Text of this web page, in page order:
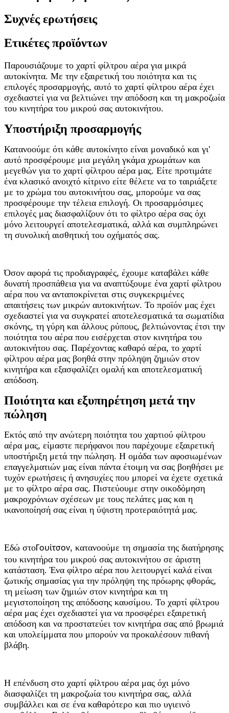
Συχνές ερωτήσεις
Ετικέτες προϊόντων
Παρουσιάζουμε το χαρτί φίλτρου αέρα για μικρά
αυτοκίνητα. Με την εξαιρετική του ποιότητα και τις
επιλογές προσαρμογής, αυτό το χαρτί φίλτρου αέρα έχει
σχεδιαστεί για να βελτιώνει την απόδοση και τη μακροζωία
του κινητήρα του μικρού σας αυτοκινήτου.
Υποστήριξη προσαρμογής
Κατανοούμε ότι κάθε αυτοκίνητο είναι μοναδικό και γι'
αυτό προσφέρουμε μια μεγάλη γκάμα χρωμάτων και
μεγεθών για το χαρτί φίλτρου αέρα μας. Είτε προτιμάτε
ένα κλασικό ανοιχτό κίτρινο είτε θέλετε να το ταιριάξετε
με το χρώμα του αυτοκινήτου σας, μπορούμε να σας
προσφέρουμε την τέλεια επιλογή. Οι προσαρμόσιμες
επιλογές μας διασφαλίζουν ότι το φίλτρο αέρα σας όχι
μόνο λειτουργεί αποτελεσματικά, αλλά και συμπληρώνει
τη συνολική αισθητική του οχήματός σας.
Όσον αφορά τις προδιαγραφές, έχουμε καταβάλει κάθε
δυνατή προσπάθεια για να αναπτύξουμε ένα χαρτί φίλτρου
αέρα που να ανταποκρίνεται στις συγκεκριμένες
απαιτήσεις των μικρών αυτοκινήτων. Το προϊόν μας έχει
σχεδιαστεί για να συγκρατεί αποτελεσματικά τα σωματίδια
σκόνης, τη γύρη και άλλους ρύπους, βελτιώνοντας έτσι την
ποιότητα του αέρα που εισέρχεται στον κινητήρα του
αυτοκινήτου σας. Παρέχοντας καθαρό αέρα, το χαρτί
φίλτρου αέρα μας βοηθά στην πρόληψη ζημιών στον
κινητήρα και εξασφαλίζει ομαλή και αποτελεσματική
απόδοση.
Ποιότητα και εξυπηρέτηση μετά την
πώληση
Εκτός από την ανώτερη ποιότητα του χαρτιού φίλτρου
αέρα μας, είμαστε περήφανοι που παρέχουμε εξαιρετική
υποστήριξη μετά την πώληση. Η ομάδα των αφοσιωμένων
επαγγελματιών μας είναι πάντα έτοιμη να σας βοηθήσει με
τυχόν ερωτήσεις ή ανησυχίες που μπορεί να έχετε σχετικά
με το φίλτρο αέρα σας. Πιστεύουμε στην οικοδόμηση
μακροχρόνιων σχέσεων με τους πελάτες μας και η
ικανοποίησή σας είναι η ύψιστη προτεραιότητά μας.
Εδώ στοΓουίτσον, κατανοούμε τη σημασία της διατήρησης
του κινητήρα του μικρού σας αυτοκινήτου σε άριστη
κατάσταση. Ένα φίλτρο αέρα που λειτουργεί καλά είναι
ζωτικής σημασίας για την πρόληψη της πρόωρης φθοράς,
τη μείωση των ζημιών στον κινητήρα και τη
μεγιστοποίηση της απόδοσης καυσίμου. Το χαρτί φίλτρου
αέρα μας έχει σχεδιαστεί για να προσφέρει εξαιρετική
απόδοση και να προστατεύει τον κινητήρα σας από βρωμιά
και υπολείμματα που μπορούν να προκαλέσουν πιθανή
βλάβη.
Η επένδυση στο χαρτί φίλτρου αέρα μας όχι μόνο
διασφαλίζει τη μακροζωία του κινητήρα σας, αλλά
συμβάλλει και σε ένα καθαρότερο και πιο υγιεινό